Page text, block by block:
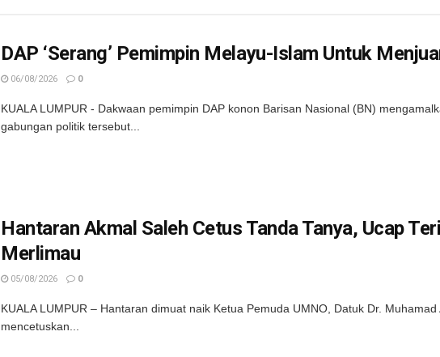
DAP ‘Serang’ Pemimpin Melayu-Islam Untuk
06/08/2026 0
KUALA LUMPUR - Dakwaan pemimpin DAP konon Barisan Nasional (BN)
gabungan politik tersebut...
Hantaran Akmal Saleh Cetus Tanda Tanya, Ucap
Merlimau
05/08/2026 0
KUALA LUMPUR – Hantaran dimuat naik Ketua Pemuda UMNO, Datuk Dr.
mencetuskan...